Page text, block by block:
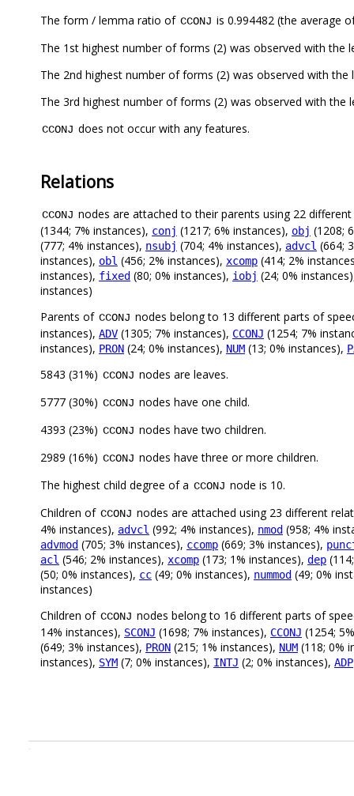
The form / lemma ratio of CCONJ is 0.994482 (the average
The 1st highest number of forms (2) was observed with the
The 2nd highest number of forms (2) was observed with the
The 3rd highest number of forms (2) was observed with the
CCONJ does not occur with any features.
Relations
CCONJ nodes are attached to their parents using 22
(1344; 7% instances), conj (1217; 6% instances), obj (1208;
(777; 4% instances), nsubj (704; 4% instances), advcl (664;
instances), obl (456; 2% instances), xcomp (414; 2%
instances), fixed (80; 0% instances), iobj (24; 0%
instances)
Parents of CCONJ nodes belong to 13 different parts of
instances), ADV (1305; 7% instances), CCONJ (1254; 7%
instances), PRON (24; 0% instances), NUM (13; 0% instances),
5843 (31%) CCONJ nodes are leaves.
5777 (30%) CCONJ nodes have one child.
4393 (23%) CCONJ nodes have two children.
2989 (16%) CCONJ nodes have three or more children.
The highest child degree of a CCONJ node is 10.
Children of CCONJ nodes are attached using 23 different
4% instances), advcl (992; 4% instances), nmod (958; 4%
advmod (705; 3% instances), ccomp (669; 3% instances),
acl (546; 2% instances), xcomp (173; 1% instances), dep
(50; 0% instances), cc (49; 0% instances), nummod (49; 0%
instances)
Children of CCONJ nodes belong to 16 different parts of
14% instances), SCONJ (1698; 7% instances), CCONJ (1254;
(649; 3% instances), PRON (215; 1% instances), NUM (118; 0%
instances), SYM (7; 0% instances), INTJ (2; 0% instances), ADP
.